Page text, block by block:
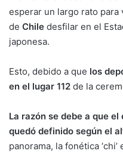
esperar un largo rato para
de Chile desfilar en el
japonesa.
Esto, debido a que los
en el lugar 112 de la
La razón se debe a que
quedó definido según el
panorama, la fonética